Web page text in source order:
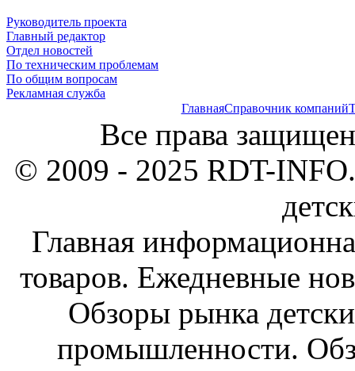
Руководитель проекта
Главный редактор
Отдел новостей
По техническим проблемам
По общим вопросам
Рекламная служба
ГлавнаяСправочник компаний
Все права
© 2009 - 2025 RDT-
Главная
товаров. Ежедневные
Обзоры рынка
промышленности.